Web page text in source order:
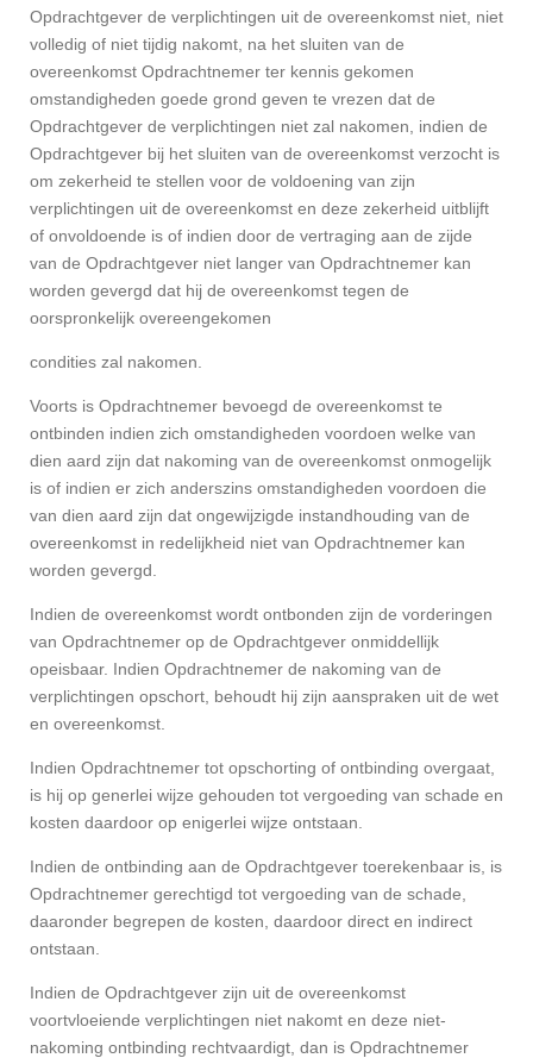
Opdrachtgever de verplichtingen uit de overeenkomst niet, niet
volledig of niet tijdig nakomt, na het sluiten van de
overeenkomst Opdrachtnemer ter kennis gekomen
omstandigheden goede grond geven te vrezen dat de
Opdrachtgever de verplichtingen niet zal nakomen, indien de
Opdrachtgever bij het sluiten van de overeenkomst verzocht is
om zekerheid te stellen voor de voldoening van zijn
verplichtingen uit de overeenkomst en deze zekerheid uitblijft
of onvoldoende is of indien door de vertraging aan de zijde
van de Opdrachtgever niet langer van Opdrachtnemer kan
worden gevergd dat hij de overeenkomst tegen de
oorspronkelijk overeengekomen
condities zal nakomen.
Voorts is Opdrachtnemer bevoegd de overeenkomst te
ontbinden indien zich omstandigheden voordoen welke van
dien aard zijn dat nakoming van de overeenkomst onmogelijk
is of indien er zich anderszins omstandigheden voordoen die
van dien aard zijn dat ongewijzigde instandhouding van de
overeenkomst in redelijkheid niet van Opdrachtnemer kan
worden gevergd.
Indien de overeenkomst wordt ontbonden zijn de vorderingen
van Opdrachtnemer op de Opdrachtgever onmiddellijk
opeisbaar. Indien Opdrachtnemer de nakoming van de
verplichtingen opschort, behoudt hij zijn aanspraken uit de wet
en overeenkomst.
Indien Opdrachtnemer tot opschorting of ontbinding overgaat,
is hij op generlei wijze gehouden tot vergoeding van schade en
kosten daardoor op enigerlei wijze ontstaan.
Indien de ontbinding aan de Opdrachtgever toerekenbaar is, is
Opdrachtnemer gerechtigd tot vergoeding van de schade,
daaronder begrepen de kosten, daardoor direct en indirect
ontstaan.
Indien de Opdrachtgever zijn uit de overeenkomst
voortvloeiende verplichtingen niet nakomt en deze niet-
nakoming ontbinding rechtvaardigt, dan is Opdrachtnemer